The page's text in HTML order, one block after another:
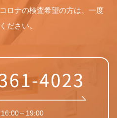
ロナの検査希望の方は、一度
ださい。
～19:00